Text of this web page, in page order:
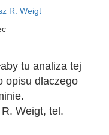
R. Weigt
tu analiza tej
opisu dlaczego
Weigt, tel.